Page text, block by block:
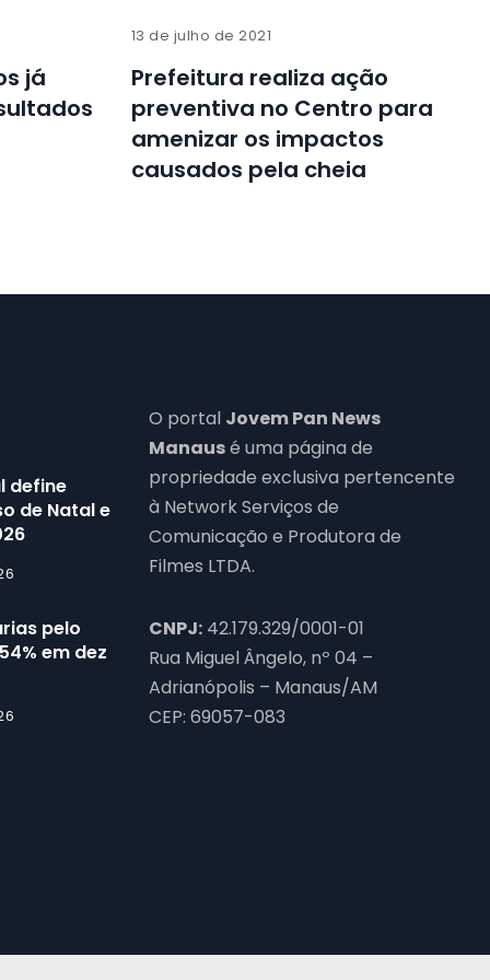
já
13 de julho de 2021
Prefeitura realiza ação
preventiva no Centro para
amenizar os impactos
causados pela cheia
define
de Natal e
pelo
em dez
O portal Jovem Pan News
Manausé uma página de
propriedade exclusiva pertencente
à Network Serviços de
Comunicação e Produtora de
Filmes LTDA.
CNPJ:42.179.329/0001-01
Rua Miguel Ângelo, nº 04 –
Adrianópolis – Manaus/AM
CEP: 69057-083